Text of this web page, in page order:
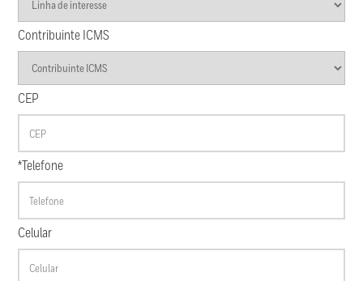
Contribuinte ICMS
CEP
*Telefone
Celular